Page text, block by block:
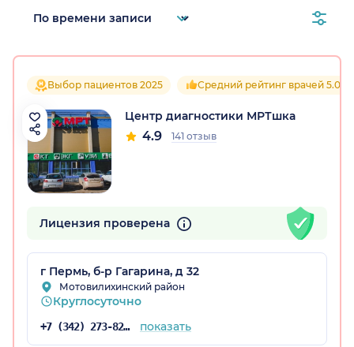
Выбор пациентов 2025 Средний рейтинг врачей 5.0
Центр диагностики МРТшка
4.9 141 отзыв
Лицензия проверена
г Пермь, б-р Гагарина, д 32
Мотовилихинский район
Круглосуточно
+7 (342) 273-82-46 показать